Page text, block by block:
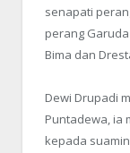
senapati
perang
Bima dan
Dewi Drupadi
Puntadewa, ia
kepada